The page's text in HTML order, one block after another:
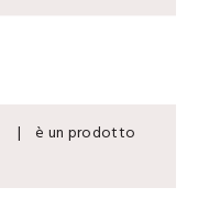
| è un prodotto